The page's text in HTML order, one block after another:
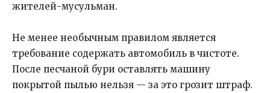
жителей-мусульман.
Не менее необычным правилом является
требование содержать автомобиль в чистоте.
После песчаной бури оставлять машину
покрытой пылью нельзя — за это грозит штраф.